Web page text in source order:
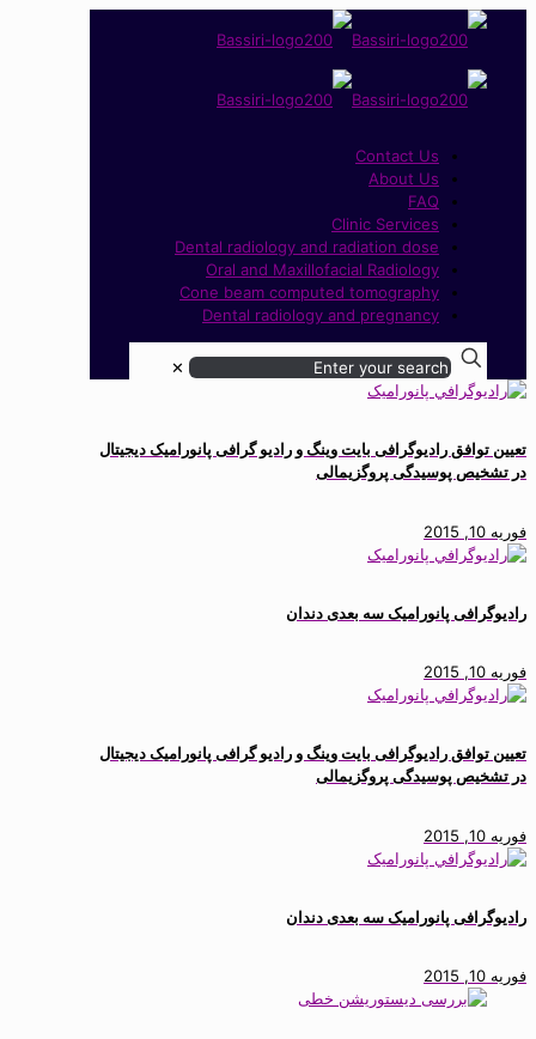
Contact Us
About Us
FAQ
Clinic Services
Dental radiology and radiation dose
Oral and Maxillofacial Radiology
Cone beam computed tomography
Dental radiology and pregnancy
✕
تعیین توافق رادیوگرافی بایت وینگ و رادیو گرافی پانورامیک دیجیتال
در تشخیص پوسیدگی پروگزیمالی
فوریه 10, 2015
رادیوگرافی پانورامیک سه بعدی دندان
فوریه 10, 2015
تعیین توافق رادیوگرافی بایت وینگ و رادیو گرافی پانورامیک دیجیتال
در تشخیص پوسیدگی پروگزیمالی
فوریه 10, 2015
رادیوگرافی پانورامیک سه بعدی دندان
فوریه 10, 2015